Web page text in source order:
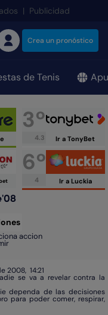
| Publicidad
Crea un pronóstico
de Tenis
3º
4.3 Ir a TonyBet
6º
4 Ir a Luckia
accion
2008, 14:21
se va a revelar contra la
dependa de las decisiones
para poder comer, respirar,